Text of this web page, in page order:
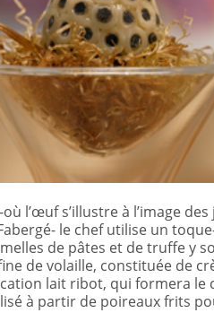
l’œuf s’illustre à l’image
le chef utilise un
de pâtes et de truffe y
de volaille, constituée de
lait ribot, qui formera
à partir de poireaux frits